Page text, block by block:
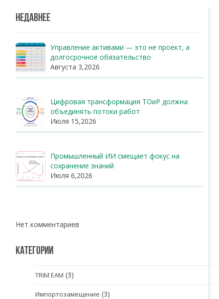
НЕДАВНЕЕ
Управление активами — это не проект, а
долгосрочное обязательство
Августа 3,2026
Цифровая трансформация ТОиР должна
объединять потоки работ
Июля 15,2026
Промышленный ИИ смещает фокус на
сохранение знаний
Июля 6,2026
Нет комментариев
КАТЕГОРИИ
TRIM EAM (3)
Импортозамещение (3)